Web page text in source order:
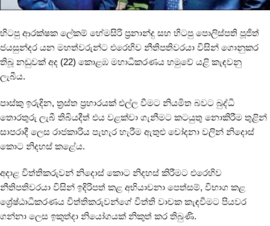
හිටපු ආරක්ෂක ලේකම් හේමසිරි ප්‍රනාන්දු සහ හිටපු පොලිස්පති පූජිත්
ජයසුන්දර යන මහත්වරුන්ට එරෙහිව නීතිපතිවරයා විසින් ගොනුකර
තිබූ නඩුවක් අද (22) කොළඹ මහාධිකරණය හමුවේ යළි කැඳවනු
ලැබීය.
පාස්කු ඉරුදින, ත්‍රස්ත ප්‍රහාරයක් එල්ල වීමට නියමිත බවට බුද්ධි
තොරතුරු ලැබී තිබියදීත් එය වළක්වා ගැනීමට කටයුතු නොකිරීම තුළින්
සාපරාදී ලෙස රාජකාරිය පැහැර හැරීම ඇතුළු චෝදනා වලින් නිදොස්
කොට නිදහස් කළේය.
අදාළ විත්තිකරුවන් නිදොස් කොට නිදහස් කිරීමට එරෙහිව
නීතිපතිවරයා විසින් ඉදිරිපත් කළ අභියාචනා පෙත්සම්, විභාග කළ
ශ්‍රේෂ්ඨාධිකරණය විත්තිකරුවන්ගේ විත්ති වාචක කැඳවීමට පියවර
ගන්නා ලෙස ඉකුත්දා නියෝගයක් නිකුත් කර තිබුණි.